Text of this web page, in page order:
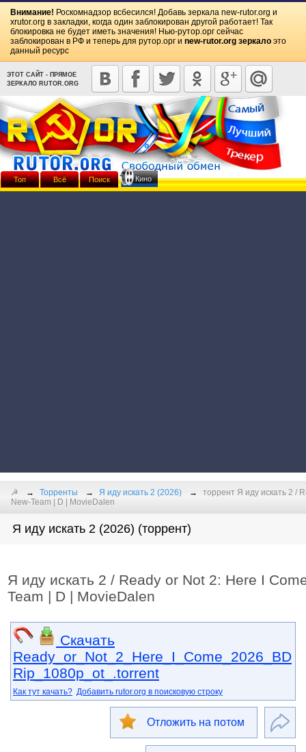
Внимание! Роскомнадзор всбесился! Добавь зеркала new-rutor.org и
xrutor.org в закладки, когда один заблокирован другой работает! Так
блокировка не будет иметь значения! Нью-рутор.орг сейчас
заблокирован в РФ и теперь для рутор.орг и new-rutor.org зеркало это
данный ресурс
ЭТОТ САЙТ - ПРЯМОЕ
ЗЕРКАЛО RUTOR.ORG
☭ Торренты Я иду искать 2 (2026)
торрент Я иду искать 2 /
New-Team | D | MovieDalen
Я иду искать 2 (2026) (торрент)
Я иду искать 2 / Ready or Not 2: Here I
Team | D | MovieDalen
Скачать
Ready_or_Not_2_Here_I_Come_2026_BD
Rip_1080p_ot_.torrent
Как тут качать? Добавить rutor.org в поисковую строку
Отложить на потом